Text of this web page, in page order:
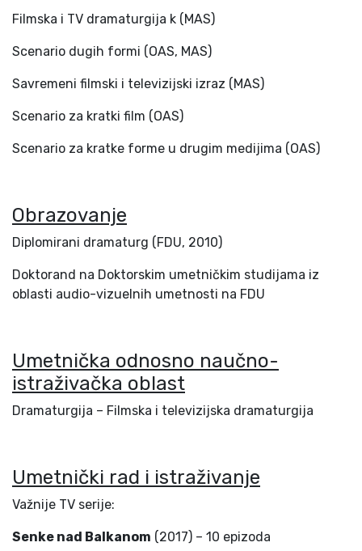
Filmska i TV dramaturgija k (MAS)
Scenario dugih formi (OAS, MAS)
Savremeni filmski i televizijski izraz (MAS)
Scenario za kratki film (OAS)
Scenario za kratke forme u drugim medijima (OAS)
Obrazovanje
Diplomirani dramaturg (FDU, 2010)
Doktorand na Doktorskim umetničkim studijama iz
oblasti audio-vizuelnih umetnosti na FDU
Umetnička odnosno naučno-
istraživačka oblast
Dramaturgija – Filmska i televizijska dramaturgija
Umetnički rad i istraživanje
Važnije TV serije:
Senke nad Balkanom (2017) – 10 epizoda